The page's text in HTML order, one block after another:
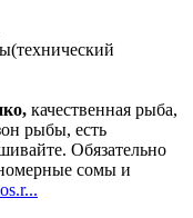
качественная рыба,
рыбы, есть
Обязательно
сомы и